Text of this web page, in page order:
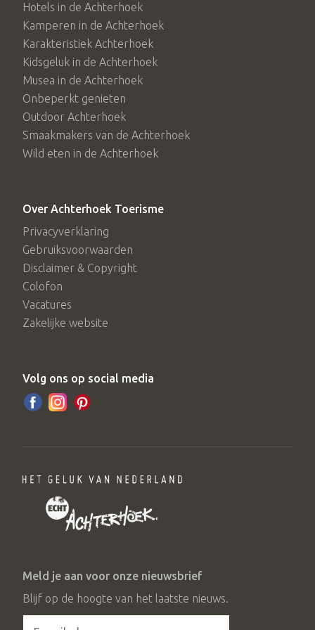
Hackfort verkennen? Kijk dan bij de suites van Kasteel
Hackfort die op hetzelfde landgoed zijn gelegen.
Hotels in de Achterhoek
Kamperen in de Achterhoek
Karakteristiek Achterhoek
Kidsgeluk in de Achterhoek
Musea in de Achterhoek
Onbeperkt genieten
Outdoor Achterhoek
Smaakmakers van de Achterhoek
Wild eten in de Achterhoek
Over Achterhoek Toerisme
Privacyverklaring
Gebruiksvoorwaarden
Disclaimer & Copyright
Colofon
Vacatures
Zakelijke website
Volg ons op social media
Meld je aan voor onze nieuwsbrief
Blijf op de hoogte van het laatste nieuws.